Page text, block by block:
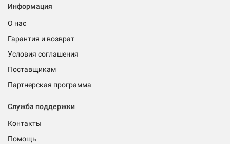
Информация
О нас
Гарантия и возврат
Условия соглашения
Поставщикам
Партнерская программа
Служба поддержки
Контакты
Помощь